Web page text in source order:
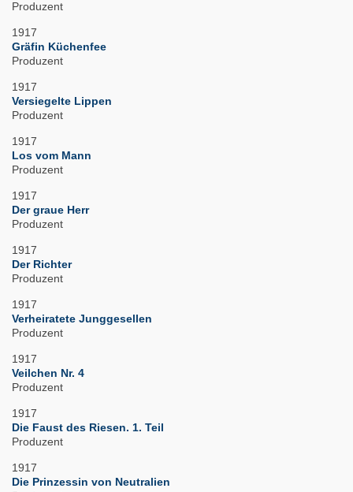
Produzent
1917
Gräfin Küchenfee
Produzent
1917
Versiegelte Lippen
Produzent
1917
Los vom Mann
Produzent
1917
Der graue Herr
Produzent
1917
Der Richter
Produzent
1917
Verheiratete Junggesellen
Produzent
1917
Veilchen Nr. 4
Produzent
1917
Die Faust des Riesen. 1. Teil
Produzent
1917
Die Prinzessin von Neutralien